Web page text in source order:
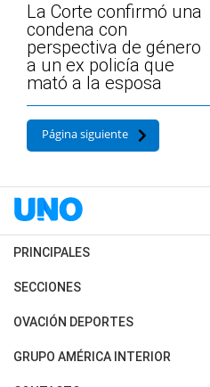
La Corte confirmó una
condena con
perspectiva de género
a un ex policía que
mató a la esposa
Página siguiente
PRINCIPALES
Últimas Noticias
Política
SECCIONES
Horóscopo
Motores
OVACIÓN DEPORTES
Fútbol
GRUPO AMÉRICA INTERIOR